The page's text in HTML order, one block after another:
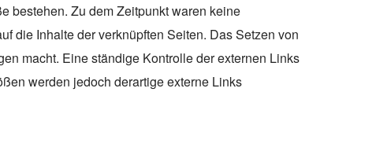
bestehen. Zu dem Zeitpunkt waren keine
die Inhalte der verknüpften Seiten. Das Setzen von
macht. Eine ständige Kontrolle der externen Links
werden jedoch derartige externe Links